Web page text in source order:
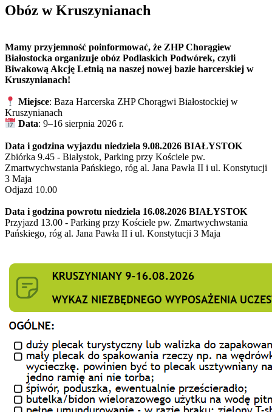
Obóz w Kruszynianach
Mamy przyjemność poinformować, że ZHP Chorągiew
Białostocka organizuje obóz Podlaskich Podwórek, czyli
Biwakową Akcję Letnią na naszej nowej bazie harcerskiej w
Kruszynianach!
Miejsce: Baza Harcerska ZHP Chorągwi Białostockiej w
Kruszynianach
Data: 9–16 sierpnia 2026 r.
Data i godzina wyjazdu niedziela 9.08.2026 BIAŁYSTOK
Zbiórka 9.45 - Białystok, Parking przy Kościele pw.
Zmartwychwstania Pańskiego, róg al. Jana Pawła II i ul. Konstytucji
3 Maja
Odjazd 10.00
Data i godzina powrotu niedziela 16.08.2026 BIAŁYSTOK
Przyjazd 13.00 - Parking przy Kościele pw. Zmartwychwstania
Pańskiego, róg al. Jana Pawła II i ul. Konstytucji 3 Maja